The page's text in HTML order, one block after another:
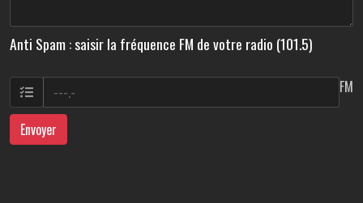
Anti Spam : saisir la fréquence FM de votre radio (101.5)
FM
Envoyer